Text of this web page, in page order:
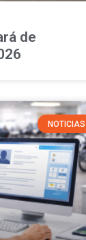
de
NOTICIAS